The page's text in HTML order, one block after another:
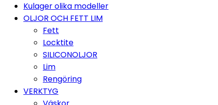
Kulager olika modeller
OLJOR OCH FETT LIM
Fett
Locktite
SILICONOLJOR
Lim
Rengöring
VERKTYG